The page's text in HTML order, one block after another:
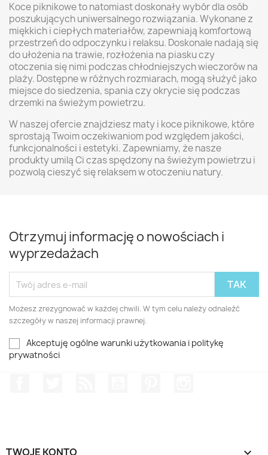
Koce piknikowe to natomiast doskonały wybór dla osób
poszukujących uniwersalnego rozwiązania. Wykonane z
miękkich i ciepłych materiałów, zapewniają komfortową
przestrzeń do odpoczynku i relaksu. Doskonale nadają się
do ułożenia na trawie, rozłożenia na piasku czy
otoczenia się nimi podczas chłodniejszych wieczorów na
plaży. Dostępne w różnych rozmiarach, mogą służyć jako
miejsce do siedzenia, spania czy okrycie się podczas
drzemki na świeżym powietrzu.
W naszej ofercie znajdziesz maty i koce piknikowe, które
sprostają Twoim oczekiwaniom pod względem jakości,
funkcjonalności i estetyki. Zapewniamy, że nasze
produkty umilą Ci czas spędzony na świeżym powietrzu i
pozwolą cieszyć się relaksem w otoczeniu natury.
Otrzymuj informację o nowościach i
wyprzedażach
Możesz zrezygnować w każdej chwili. W tym celu należy odnaleźć
szczegóły w naszej informacji prawnej.
Akceptuję ogólne warunki użytkowania i politykę
prywatności
TWOJE KONTO